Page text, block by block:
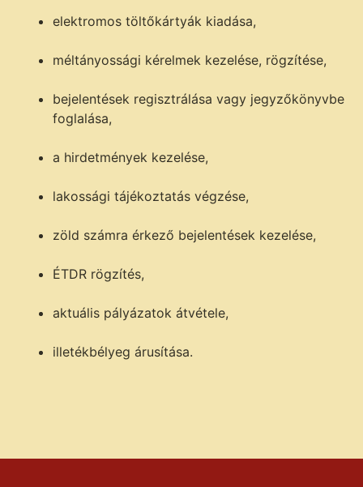
elektromos töltőkártyák kiadása,
méltányossági kérelmek kezelése, rögzítése,
bejelentések regisztrálása vagy jegyzőkönyvbe
foglalása,
a hirdetmények kezelése,
lakossági tájékoztatás végzése,
zöld számra érkező bejelentések kezelése,
ÉTDR rögzítés,
aktuális pályázatok átvétele,
illetékbélyeg árusítása.